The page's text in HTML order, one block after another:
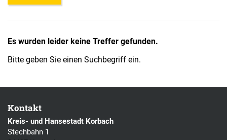
Es wurden leider keine Treffer gefunden.
Bitte geben Sie einen Suchbegriff ein.
Kontakt
Kreis- und Hansestadt Korbach
Stechbahn 1